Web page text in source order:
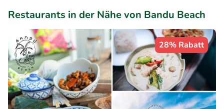
Restaurants in der Nähe von Bandu Beach
28% Rabatt